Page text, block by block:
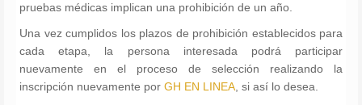
pruebas médicas implican una prohibición de un año.
Una vez cumplidos los plazos de prohibición establecidos para
cada etapa, la persona interesada podrá participar
nuevamente en el proceso de selección realizando la
inscripción nuevamente por GH EN LINEA , si así lo desea.